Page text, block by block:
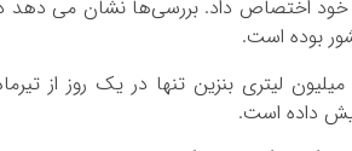
خود اختصاص داد. بررسی‌ها نشان می دهد
با این حال، افزایش مصرف بنزین در هفته‌های گذشته و ثبت مصرف ۱۰۷ میلیون لیتری بنزین تنها در یک روز از
داده است.